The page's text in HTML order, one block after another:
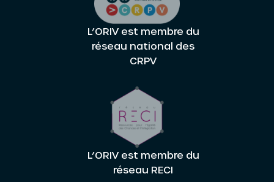
L’ORIV est membre du
réseau national des
CRPV
L’ORIV est membre du
réseau RECI